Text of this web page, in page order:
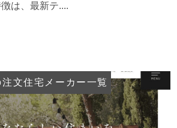
は、最新テ....
注文住宅メーカー一覧